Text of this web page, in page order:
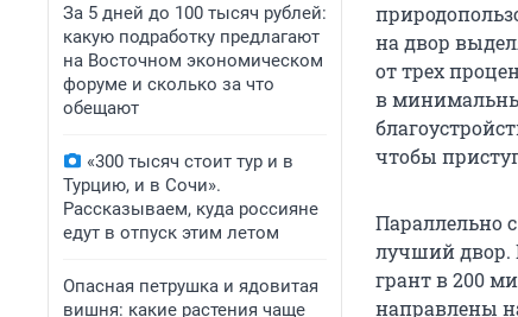
За 5 дней до 100 тысяч рублей:
какую подработку предлагают
на Восточном экономическом
форуме и сколько за что
обещают
«300 тысяч стоит тур и в
Турцию, и в Сочи».
Рассказываем, куда россияне
едут в отпуск этим летом
Опасная петрушка и ядовитая
вишня: какие растения чаще
на двор
от трех
в
чтобы
Параллельно
лучший двор.
грант в 200
направлены